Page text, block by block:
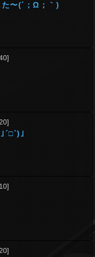
〜(´；ω；｀)
´□`)｣